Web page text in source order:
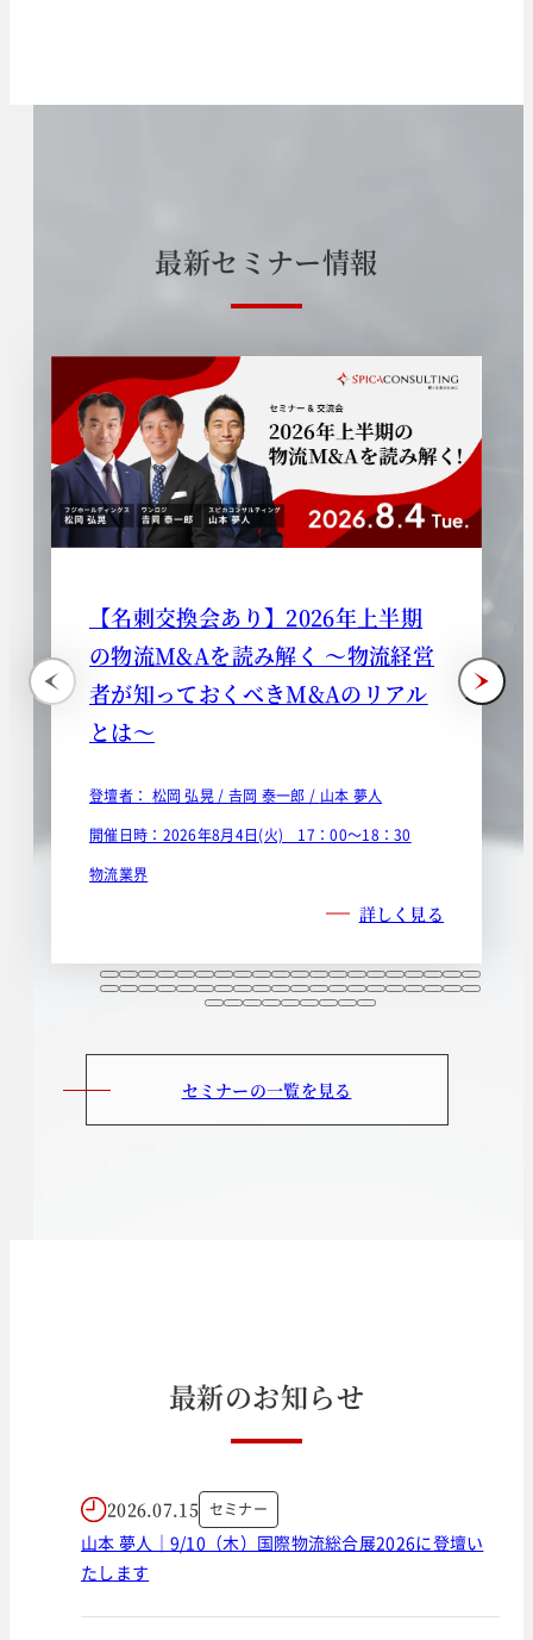
最新セ ミ ナー情報
【名刺交換会あり】2026年上半期
の物流M&Aを読み解く ～物流経営
者が知っておくべきM&Aのリアル
とは～
登壇者： 松岡 弘晃 / 𠮷岡 泰一郎 / 山本 夢人
開催日時：2026年8月4日(火) 17：00～18：30
物流業界
詳しく見る
セミナーの一覧を見る
最新のお知らせ
2026.07.15 セミナー
山本 夢人｜9/10（木）国際物流総合展2026に登壇い
たします